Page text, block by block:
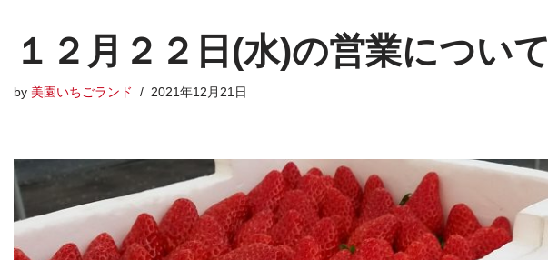
１２月２２日(水)の営業について
by 美園いちごランド 2021年12月21日